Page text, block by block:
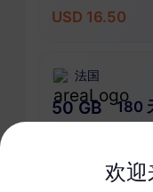
USD 16.50
法国
50 GB
180
欢